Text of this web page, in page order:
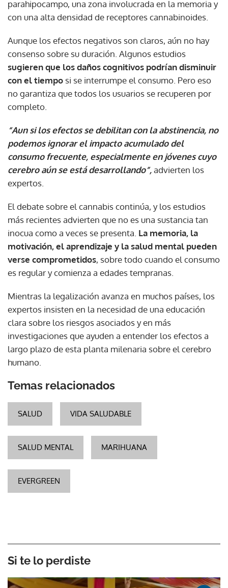
parahipocampo, una zona involucrada en la memoria y
con una alta densidad de receptores cannabinoides.
Aunque los efectos negativos son claros, aún no hay
consenso sobre su duración. Algunos estudios
sugieren que los daños cognitivos podrían disminuir
con el tiempo si se interrumpe el consumo. Pero eso
no garantiza que todos los usuarios se recuperen por
completo.
“Aun si los efectos se debilitan con la abstinencia, no
podemos ignorar el impacto acumulado del
consumo frecuente, especialmente en jóvenes cuyo
cerebro aún se está desarrollando”,advierten los
expertos.
El debate sobre el cannabis continúa, y los estudios
más recientes advierten que no es una sustancia tan
inocua como a veces se presenta. La memoria, la
motivación, el aprendizaje y la salud mental pueden
verse comprometidos, sobre todo cuando el consumo
es regular y comienza a edades tempranas.
Mientras la legalización avanza en muchos países, los
expertos insisten en la necesidad de una educación
clara sobre los riesgos asociados y en más
investigaciones que ayuden a entender los efectos a
largo plazo de esta planta milenaria sobre el cerebro
humano.
Temas relacionados
SALUD VIDA SALUDABLE
SALUD MENTAL MARIHUANA
EVERGREEN
Si te lo perdiste